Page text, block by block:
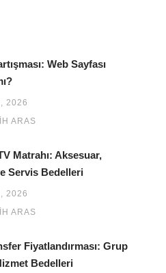
Web Sayfası
2026
ARAS
Matrahı: Aksesuar,
Servis Bedelleri
2026
ARAS
Fiyatlandırması: Grup
Bedelleri